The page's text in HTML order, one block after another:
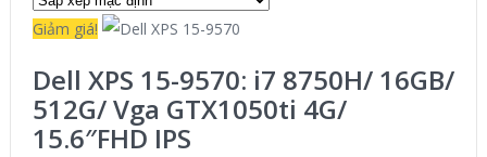
Giảm giá!
Dell XPS 15-9570: i7 8750H/ 16GB/
512G/ Vga GTX1050ti 4G/
15.6″FHD IPS